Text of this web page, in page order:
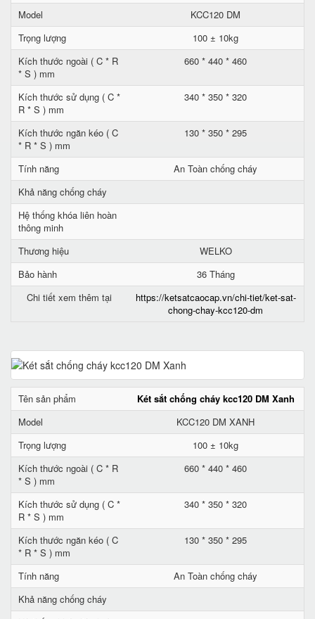
Model
KCC120 DM
Trọng lượng
100 ± 10kg
Kích thước ngoài ( C * R
* S ) mm
660 * 440 * 460
Kích thước sử dụng ( C *
R * S ) mm
340 * 350 * 320
Kích thước ngăn kéo ( C
* R * S ) mm
130 * 350 * 295
Tính năng
An Toàn chống cháy
Khả năng chống cháy
Hệ thống khóa liên hoàn
thông minh
Thương hiệu
WELKO
Bảo hành
36 Tháng
Chi tiết xem thêm tại
https://ketsatcaocap.vn/chi-tiet/ket-sat-
chong-chay-kcc120-dm
Tên sản phẩm
Két sắt chống cháy kcc120 DM Xanh
Model
KCC120 DM XANH
Trọng lượng
100 ± 10kg
Kích thước ngoài ( C * R
* S ) mm
660 * 440 * 460
Kích thước sử dụng ( C *
R * S ) mm
340 * 350 * 320
Kích thước ngăn kéo ( C
* R * S ) mm
130 * 350 * 295
Tính năng
An Toàn chống cháy
Khả năng chống cháy